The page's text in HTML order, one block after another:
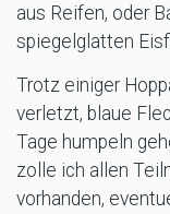
aus Reifen, oder
spiegelglatten
Trotz einiger
verletzt, blaue
Tage humpeln
zolle ich allen
vorhanden,